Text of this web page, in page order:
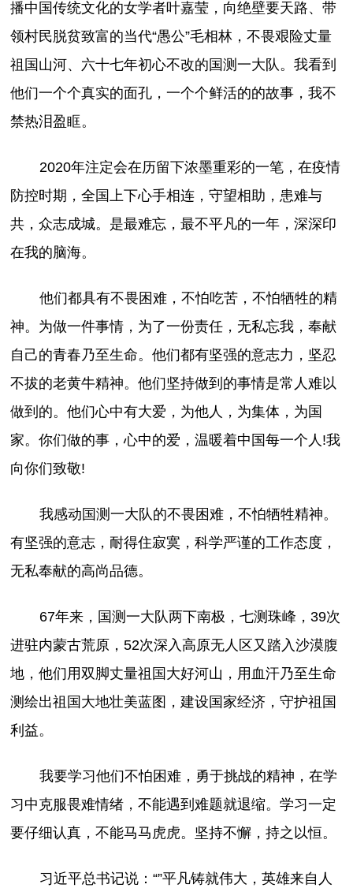
播中国传统文化的女学者叶嘉莹，向绝壁要天路、带
领村民脱贫致富的当代“愚公”毛相林，不畏艰险丈量
祖国山河、六十七年初心不改的国测一大队。我看到
他们一个个真实的面孔，一个个鲜活的的故事，我不
禁热泪盈眶。
2020年注定会在历留下浓墨重彩的一笔，在疫情
防控时期，全国上下心手相连，守望相助，患难与
共，众志成城。是最难忘，最不平凡的一年，深深印
在我的脑海。
他们都具有不畏困难，不怕吃苦，不怕牺牲的精
神。为做一件事情，为了一份责任，无私忘我，奉献
自己的青春乃至生命。他们都有坚强的意志力，坚忍
不拔的老黄牛精神。他们坚持做到的事情是常人难以
做到的。他们心中有大爱，为他人，为集体，为国
家。你们做的事，心中的爱，温暖着中国每一个人!我
向你们致敬!
我感动国测一大队的不畏困难，不怕牺牲精神。
有坚强的意志，耐得住寂寞，科学严谨的工作态度，
无私奉献的高尚品德。
67年来，国测一大队两下南极，七测珠峰，39次
进驻内蒙古荒原，52次深入高原无人区又踏入沙漠腹
地，他们用双脚丈量祖国大好河山，用血汗乃至生命
测绘出祖国大地壮美蓝图，建设国家经济，守护祖国
利益。
我要学习他们不怕困难，勇于挑战的精神，在学
习中克服畏难情绪，不能遇到难题就退缩。学习一定
要仔细认真，不能马马虎虎。坚持不懈，持之以恒。
习近平总书记说：“”平凡铸就伟大，英雄来自人